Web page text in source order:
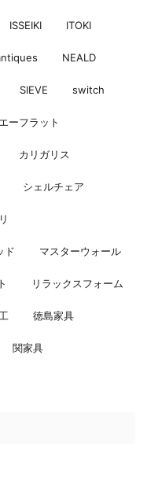
ISSEIKI ITOKI
NEALD
SIEVE switch
エーフラット
カリガリス
シェルチェア
ド マスターウォール
リラックスフォーム
徳島家具
関家具